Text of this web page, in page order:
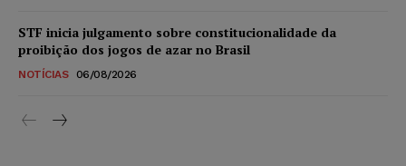
STF inicia julgamento sobre constitucionalidade da
proibição dos jogos de azar no Brasil
NOTÍCIAS 06/08/2026